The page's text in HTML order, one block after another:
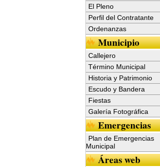
El Pleno
Perfil del Contratante
Ordenanzas
Municipio
Callejero
Término Municipal
Historia y Patrimonio
Escudo y Bandera
Fiestas
Galería Fotográfica
Emergencias
Plan de Emergencias
Municipal
Áreas web